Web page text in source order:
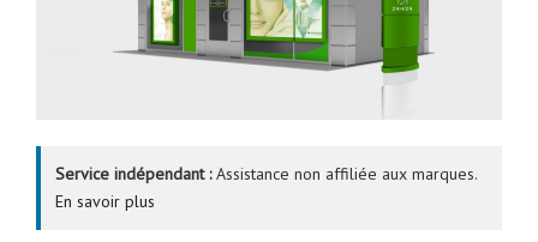
Service indépendant :Assistance non affiliée aux marques.
En savoir plus